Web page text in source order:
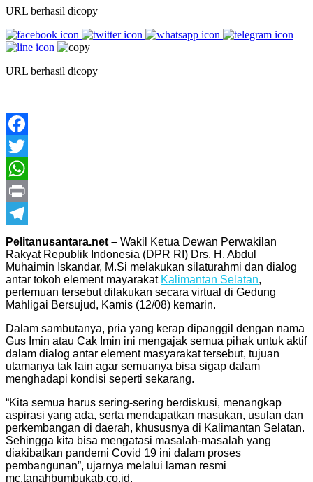
URL berhasil dicopy
URL berhasil dicopy
Facebook
Twitter
WhatsApp
Print
Telegram
Pelitanusantara.net – Wakil Ketua Dewan Perwakilan
Rakyat Republik Indonesia (DPR RI) Drs. H. Abdul
Muhaimin Iskandar, M.Si melakukan silaturahmi dan dialog
antar tokoh element mayarakat Kalimantan Selatan,
pertemuan tersebut dilakukan secara virtual di Gedung
Mahligai Bersujud, Kamis (12/08) kemarin.
Dalam sambutanya, pria yang kerap dipanggil dengan nama
Gus Imin atau Cak Imin ini mengajak semua pihak untuk aktif
dalam dialog antar element masyarakat tersebut, tujuan
utamanya tak lain agar semuanya bisa sigap dalam
menghadapi kondisi seperti sekarang.
“Kita semua harus sering-sering berdiskusi, menangkap
aspirasi yang ada, serta mendapatkan masukan, usulan dan
perkembangan di daerah, khususnya di Kalimantan Selatan.
Sehingga kita bisa mengatasi masalah-masalah yang
diakibatkan pandemi Covid 19 ini dalam proses
pembangunan”, ujarnya melalui laman resmi
mc.tanahbumbukab.co.id.